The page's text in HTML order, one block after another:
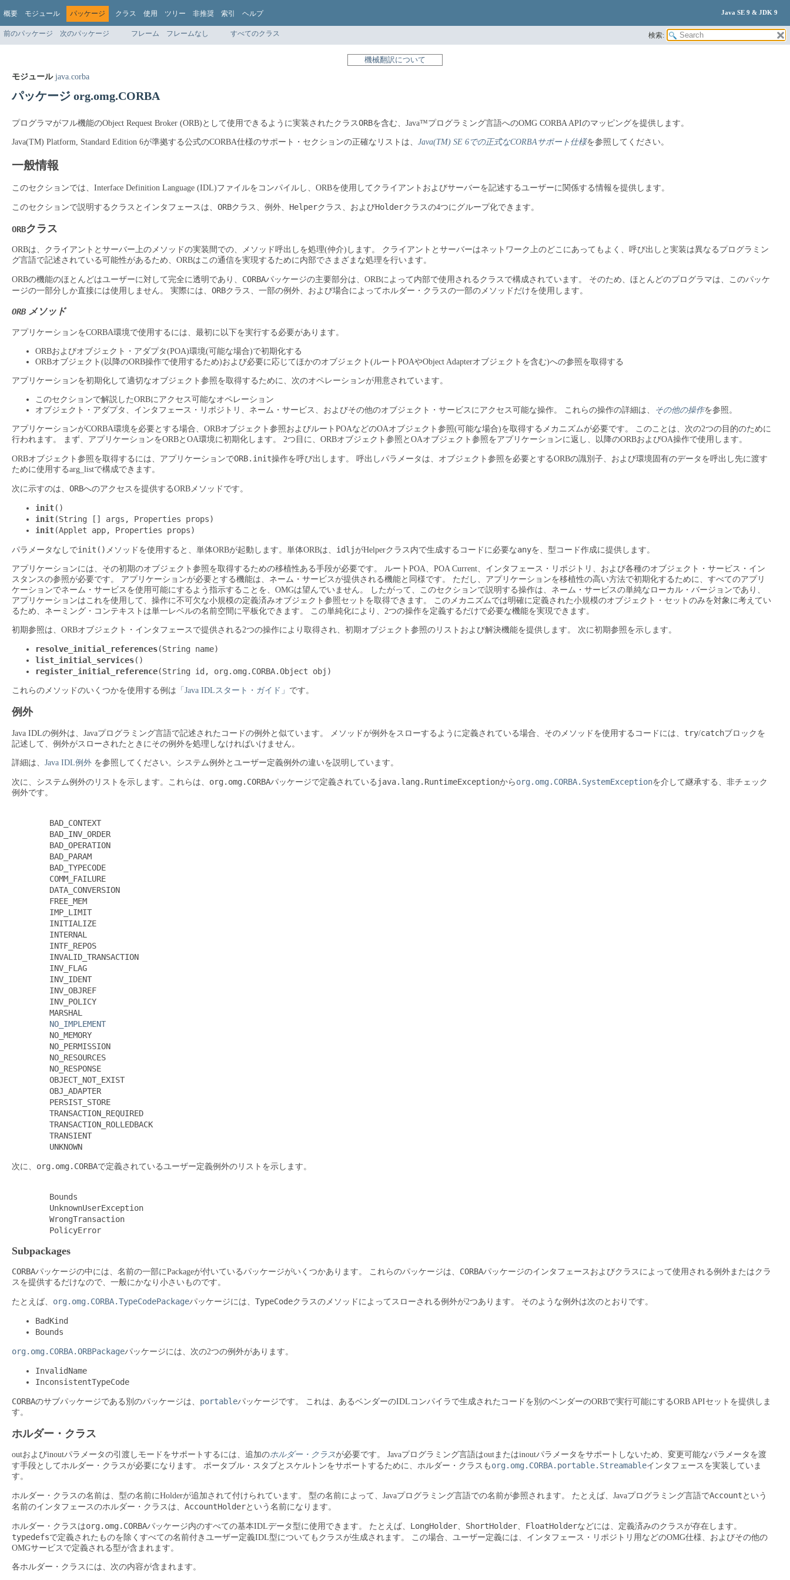
概要 モジュール パッケージ クラス 使用 ツリー 非推奨 索引 ヘルプ Java SE 9 & JDK 9
前のパッケージ 次のパッケージ フレーム フレームなし すべてのクラス 検索:
機械翻訳について
モジュール java.corba
パッケージ org.omg.CORBA
プログラマがフル機能のObject Request Broker (ORB)として使用できるように実装されたクラスORBを含む、Java™プログラミング言語へのOMG CORBA APIのマッピングを提供します。
Java(TM) Platform, Standard Edition 6が準拠する公式のCORBA仕様のサポート・セクションの正確なリストは、 Java(TM) SE 6での正式なCORBAサポート仕様を参照してください。
一般情報
このセクションでは、Interface Definition Language (IDL)ファイルをコンパイルし、ORBを使用してクライアントおよびサーバーを記述するユーザーに関係する情報を提供します。
このセクションで説明するクラスとインタフェースは、 ORBクラス 、例外、 Helperクラス 、およびHolderクラスの4つにグループ化できます。
ORBクラス
ORBは、クライアントとサーバー上のメソッドの実装間での、メソッド呼出しを処理(仲介)します。
クライアントとサーバーはネットワーク上のどこにあってもよく、呼び出しと実装は異なるプログラミン
グ言語で記述されている可能性があるため、ORBはこの通信を実現するために内部でさまざまな処理を行います。
ORBの機能のほとんどはユーザーに対して完全に透明であり、 CORBAパッケージの主要部分は、ORBによって内部で使用されるクラスで構成されています。
そのため、ほとんどのプログラマは、このパッケ
ージの一部分しか直接には使用しません。
実際には、 ORBクラス、一部の例外、および場合によってホルダー・クラスの一部のメソッドだけを使用します。
ORB メソッド
アプリケーションをCORBA環境で使用するには、最初に以下を実行する必要があります。
ORBおよびオブジェクト・アダプタ(POA)環境(可能な場合)で初期化する
ORBオブジェクト(以降のORB操作で使用するため)および必要に応じてほかのオブジェクト(ルートPOAやObject Adapterオブジェクトを含む)への参照を取得する
アプリケーションを初期化して適切なオブジェクト参照を取得するために、次のオペレーションが用意されています。
このセクションで解説したORBにアクセス可能なオペレーション
オブジェクト・アダプタ、インタフェース・リポジトリ、ネーム・サービス、およびその他のオブジェクト・サービスにアクセス可能な操作。
これらの操作の詳細は、 その他の操作を参照。
アプリケーションがCORBA環境を必要とする場合、ORBオブジェクト参照およびルートPOAなどのOAオブジェクト参照(可能な場合)を取得するメカニズムが必要です。
このことは、次の2つの目的のために
行われます。
まず、アプリケーションをORBとOA環境に初期化します。 2つ目に、ORBオブジェクト参照とOAオブジェクト参照をアプリケーションに返し、以降のORBおよびOA操作で使用します。
ORBオブジェクト参照を取得するには、アプリケーションでORB.init操作を呼び出します。
呼出しパラメータは、オブジェクト参照を必要とするORBの識別子、および環境固有のデータを呼出し先に渡す
ために使用するarg_listで構成できます。
次に示すのは、 ORBへのアクセスを提供するORBメソッドです。
init()
init(String [] args, Properties props)
init(Applet app, Properties props)
パラメータなしでinit() メソッドを使用すると、単体ORBが起動します。単体ORBは、 idljがHelperクラス内で生成するコードに必要なanyを、型コード作成に提供します。
アプリケーションには、その初期のオブジェクト参照を取得するための移植性ある手段が必要です。
ルートPOA、POA Current、インタフェース・リポジトリ、および各種のオブジェクト・サービス・イン
スタンスの参照が必要です。
アプリケーションが必要とする機能は、ネーム・サービスが提供される機能と同様です。
ただし、アプリケーションを移植性の高い方法で初期化するために、すべてのアプリ
ケーションでネーム・サービスを使用可能にするよう指示することを、OMGは望んでいません。
したがって、このセクションで説明する操作は、ネーム・サービスの単純なローカル・バージョンであり、
アプリケーションはこれを使用して、操作に不可欠な小規模の定義済みオブジェクト参照セットを取得できます。
このメカニズムでは明確に定義された小規模のオブジェクト・セットのみを対象に考えてい
るため、ネーミング・コンテキストは単一レベルの名前空間に平板化できます。
この単純化により、2つの操作を定義するだけで必要な機能を実現できます。
初期参照は、ORBオブジェクト・インタフェースで提供される2つの操作により取得され、初期オブジェクト参照のリストおよび解決機能を提供します。 次に初期参照を示します。
resolve_initial_references(String name)
list_initial_services()
register_initial_reference(String id, org.omg.CORBA.Object obj)
これらのメソッドのいくつかを使用する例は 「Java IDLスタート・ガイド」 です。
例外
Java IDLの例外は、Javaプログラミング言語で記述されたコードの例外と似ています。 メソッドが例外をスローするように定義されている場合、そのメソッドを使用するコードには、 try/catchブロックを
記述して、例外がスローされたときにその例外を処理しなければいけません。
詳細は、 Java IDL例外 を参照してください。システム例外とユーザー定義例外の違いを説明しています。
次に、システム例外のリストを示します。これらは、 org.omg.CORBAパッケージで定義されている java.lang.RuntimeExceptionから org.omg.CORBA.SystemExceptionを介して継承する、非チェック
例外です。
BAD_CONTEXT
BAD_INV_ORDER
BAD_OPERATION
BAD_PARAM
BAD_TYPECODE
COMM_FAILURE
DATA_CONVERSION
FREE_MEM
IMP_LIMIT
INITIALIZE
INTERNAL
INTF_REPOS
INVALID_TRANSACTION
INV_FLAG
INV_IDENT
INV_OBJREF
INV_POLICY
MARSHAL
NO_IMPLEMENT
NO_MEMORY
NO_PERMISSION
NO_RESOURCES
NO_RESPONSE
OBJECT_NOT_EXIST
OBJ_ADAPTER
PERSIST_STORE
TRANSACTION_REQUIRED
TRANSACTION_ROLLEDBACK
TRANSIENT
次に、 org.omg.CORBAで定義されているユーザー定義例外のリストを示します。
Bounds
UnknownUserException
WrongTransaction
Subpackages
CORBAパッケージの中には、名前の一部にPackageが付いているパッケージがいくつかあります。 これらのパッケージは、 CORBAパッケージのインタフェースおよびクラスによって使用される例外またはクラ
スを提供するだけなので、一般にかなり小さいものです。
たとえば、 org.omg.CORBA.TypeCodePackageパッケージには、 TypeCodeクラスのメソッドによってスローされる例外が2つあります。 そのような例外は次のとおりです。
BadKind
Bounds
org.omg.CORBA.ORBPackageパッケージには、次の2つの例外があります。
InvalidName
InconsistentTypeCode
CORBAのサブパッケージである別のパッケージは、 portableパッケージです。
これは、あるベンダーのIDLコンパイラで生成されたコードを別のベンダーのORBで実行可能にするORB APIセットを提供しま
す。
ホルダー・クラス
outおよびinoutパラメータの引渡しモードをサポートするには、追加のホルダー・クラスが必要です。
Javaプログラミング言語はoutまたはinoutパラメータをサポートしないため、変更可能なパラメータを渡
す手段としてホルダー・クラスが必要になります。
ポータブル・スタブとスケルトンをサポートするために、ホルダー・クラスも org.omg.CORBA.portable.Streamableインタフェースを実装していま
す。
ホルダー・クラスの名前は、型の名前にHolderが追加されて付けられています。 型の名前によって、Javaプログラミング言語での名前が参照されます。 たとえば、Javaプログラミング言語でAccount という
名前のインタフェースのホルダー・クラスは、 AccountHolderという名前になります。
ホルダー・クラスはorg.omg.CORBAパッケージ内のすべての基本IDLデータ型に使用できます。 たとえば、 LongHolder ShortHolder FloatHolderなどには、定義済みのクラスが存在します。
typedefsで定義されたものを除くすべての名前付きユーザー定義IDL型についてもクラスが生成されます。
この場合、ユーザー定義には、インタフェース・リポジトリ用などのOMG仕様、およびその他の
OMGサービスで定義される型が含まれます。
各ホルダー・クラスには、次の内容が含まれます。